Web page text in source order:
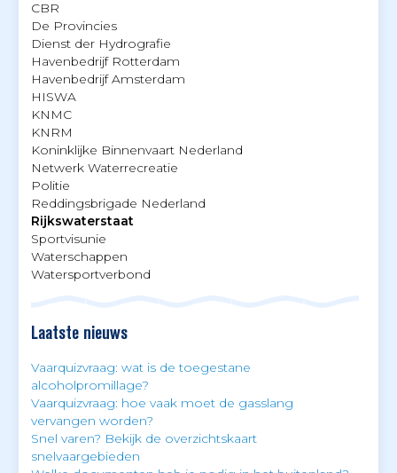
CBR
De Provincies
Dienst der Hydrografie
Havenbedrijf Rotterdam
Havenbedrijf Amsterdam
HISWA
KNMC
KNRM
Koninklijke Binnenvaart Nederland
Netwerk Waterrecreatie
Politie
Reddingsbrigade Nederland
Rijkswaterstaat
Sportvisunie
Waterschappen
Watersportverbond
Laatste nieuws
Vaarquizvraag: wat is de toegestane
alcoholpromillage?
Vaarquizvraag: hoe vaak moet de gasslang
vervangen worden?
Snel varen? Bekijk de overzichtskaart
snelvaargebieden